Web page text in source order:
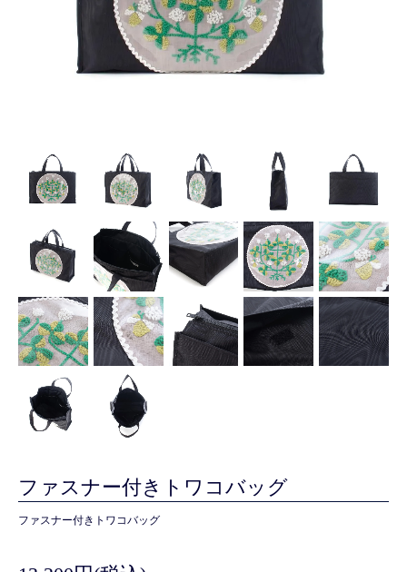
ファスナー付きトワコバッグ
ファスナー付きトワコバッグ